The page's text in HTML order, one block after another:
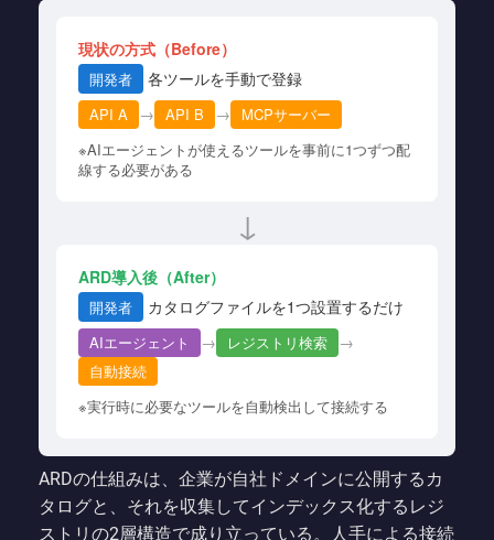
現状の方式（Before）
開発者 各ツールを手動で登録
API A → API B →
MCPサーバー
※AIエージェントが使えるツールを事前に1つずつ配
線する必要がある
↓
ARD導入後（After）
開発者 カタログファイルを1つ設置するだけ
AIエージェント → レジストリ検索 →
自動接続
※実行時に必要なツールを自動検出して接続する
ARDの仕組みは、企業が自社ドメインに公開するカ
タログと、それを収集してインデックス化するレジ
ストリの2層構造で成り立っている。人手による接続